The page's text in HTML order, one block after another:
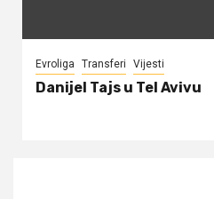
Evroliga Transferi Vijesti
Danijel Tajs u Tel Avivu